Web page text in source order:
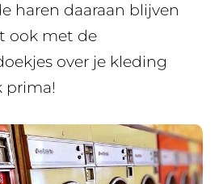
haren daaraan blijven
ook met de
over je kleding
prima!